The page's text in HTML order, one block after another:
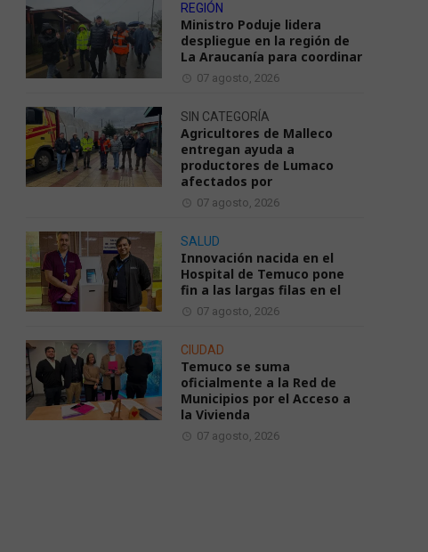
REGIÓN
Ministro Poduje lidera
despliegue en la región de
La Araucanía para coordinar
07 agosto, 2026
SIN CATEGORÍA
Agricultores de Malleco
entregan ayuda a
productores de Lumaco
afectados por
07 agosto, 2026
SALUD
Innovación nacida en el
Hospital de Temuco pone
fin a las largas filas en el
07 agosto, 2026
CIUDAD
Temuco se suma
oficialmente a la Red de
Municipios por el Acceso a
la Vivienda
07 agosto, 2026